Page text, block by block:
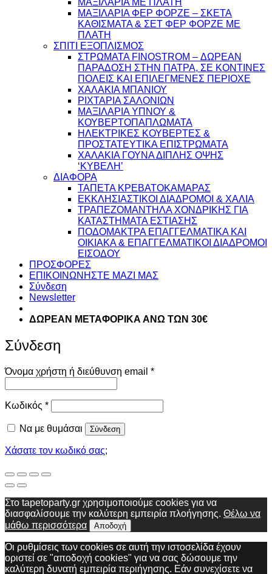
ΜΑΞΙΛΑΡΙΑ ΜΕ ΠΛΑΤΗ
ΜΑΞΙΛΑΡΙΑ ΦΕΡ ΦΟΡΖΕ – ΣΚΕΤΑ
ΚΑΘΙΣΜΑΤΑ & ΣΕΤ ΦΕΡ ΦΟΡΖΕ ΜΕ
ΠΛΑΤΗ
ΣΠΙΤΙ ΕΞΟΠΛΙΣΜΟΣ
ΣΤΡΩΜΑΤΑ FINOSTROM – ΔΩΡΕΑΝ
ΠΑΡΑΔΟΣΗ ΣΤΗΝ ΠΑΤΡΑ, ΣΕ ΚΟΝΤΙΝΕΣ
ΠΟΛΕΙΣ ΚΑΙ ΕΠΙΛΕΓΜΕΝΕΣ ΠΕΡΙΟΧΕ
ΧΑΛΑΚΙΑ ΜΠΑΝΙΟΥ
ΡΙΧΤΑΡΙΑ ΣΑΛΟΝΙΩΝ
ΜΑΞΙΛΑΡΙΑ ΥΠΝΟΥ &
ΚΟΥΒΕΡΤΟΠΑΠΛΩΜΑΤΑ
ΗΛΕΚΤΡΙΚΕΣ ΚΟΥΒΕΡΤΕΣ &
ΠΡΟΣΤΑΤΕΥΤΙΚΑ ΕΠΙΣΤΡΩΜΑΤΑ
ΧΑΛΑΚΙΑ ΓΟΥΝΑ ΔΙΠΛΗΣ ΟΨΗΣ
‘ΚΥΒΕΛΗ’
ΔΙΑΦΟΡΑ
ΤΑΠΕΤΑ ΚΡΕΒΑΤΟΚΑΜΑΡΑΣ
ΕΚΚΛΗΣΙΑΣΤΙΚΟΙ ΔΙΑΔΡΟΜΟΙ & ΧΑΛΙΑ
ΤΡΑΠΕΖΟΜΑΝΤΗΛΑ ΧΟΝΔΡΙΚΗΣ ΓΙΑ
ΚΑΤΑΣΤΗΜΑΤΑ ΕΣΤΙΑΣΗΣ
ΠΟΔΟΜΑΚΤΡΑ ΕΠΑΓΓΕΛΜΑΤΙΚΑ ΚΑΙ
ΟΙΚΙΑΚΑ & ΕΠΑΓΓΕΛΜΑΤΙΚΟΙ ΔΙΑΔΡΟΜΟΙ
ΕΙΣΟΔΟΥ
ΠΡΟΣΦΟΡΕΣ
ΕΠΙΚΟΙΝΩΝΗΣΤΕ ΜΑΖΙ ΜΑΣ
Σύνδεση
Newsletter
ΔΩΡΕΑΝ ΜΕΤΑΦΟΡΙΚΑ ΑΝΩ ΤΩΝ 30€
Σύνδεση
Όνομα χρήστη ή διεύθυνση email *Απαιτείται
Κωδικός *Απαιτείται
Να με θυμάσαι Σύνδεση
Χάσατε τον κωδικό σας;
Στο tapetoparty.gr χρησιμοποιούμε cookies για να
διασφαλίσουμε την καλύτερη εμπειρία πλοήγησης. Θέλω να
μάθω περισσότερα
Αποδοχή
Οι ρυθμίσεις των cookies σε αυτή την ιστοσελίδα έχουν
οριστεί σε "αποδοχή cookies" για να σας δώσουμε την
καλύτερη δυνατή εμπειρία περιήγησης. Εάν συνεχίσετε να